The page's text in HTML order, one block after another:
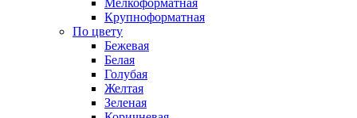
Мелкоформатная
Крупноформатная
По цвету
Бежевая
Белая
Голубая
Желтая
Зеленая